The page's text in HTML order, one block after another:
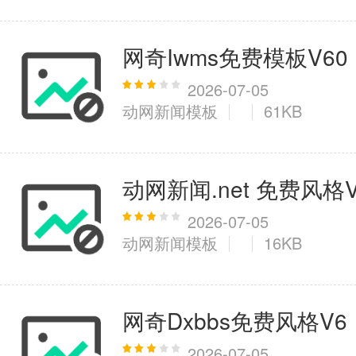
网奇Iwms免费模板V60
2026-07-05
动网新闻模板
61KB
动网新闻.net 免费风格
2026-07-05
动网新闻模板
16KB
网奇Dxbbs免费风格V6